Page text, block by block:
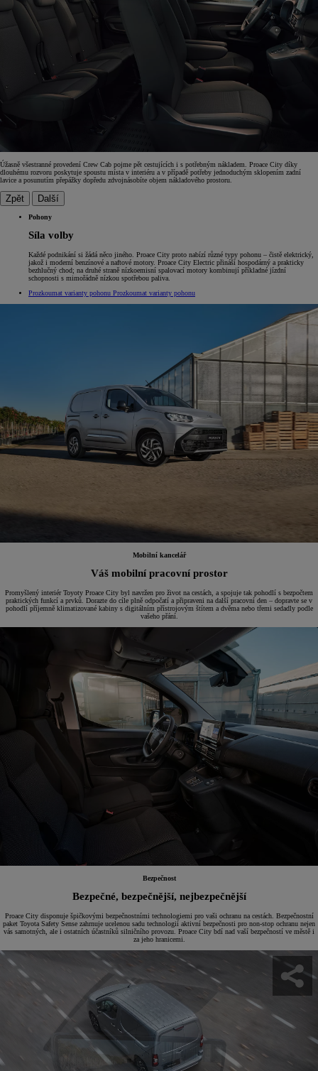
Úžasně všestranné provedení Crew Cab pojme pět cestujících i s potřebným nákladem. Proace City díky
dlouhému rozvoru poskytuje spoustu místa v interiéru a v případě potřeby jednoduchým sklopením zadní
lavice a posunutím přepážky dopředu zdvojnásobíte objem nákladového prostoru.
Zpět Další
Pohony
Síla volby
Každé podnikání si žádá něco jiného. Proace City proto nabízí různé typy pohonu – čistě elektrický,
jakož i moderní benzínové a naftové motory. Proace City Electric přináší hospodárný a prakticky
bezhlučný chod; na druhé straně nízkoemisní spalovací motory kombinují příkladné jízdní
schopnosti s mimořádně nízkou spotřebou paliva.
Prozkoumat varianty pohonu Prozkoumat varianty pohonu
Mobilní kancelář
Váš mobilní pracovní prostor
Promyšlený interiér Toyoty Proace City byl navržen pro život na cestách, a spojuje tak pohodlí s bezpočtem
praktických funkcí a prvků. Dorazte do cíle plně odpočatí a připraveni na další pracovní den – dopravte se v
pohodlí příjemně klimatizované kabiny s digitálním přístrojovým štítem a dvěma nebo třemi sedadly podle
vašeho přání.
Bezpečnost
Bezpečné, bezpečnější, nejbezpečnější
Proace City disponuje špičkovými bezpečnostními technologiemi pro vaši ochranu na cestách. Bezpečnostní
paket Toyota Safety Sense zahrnuje ucelenou sadu technologií aktivní bezpečnosti pro non-stop ochranu nejen
vás samotných, ale i ostatních účastníků silničního provozu. Proace City bdí nad vaší bezpečností ve městě i
za jeho hranicemi.